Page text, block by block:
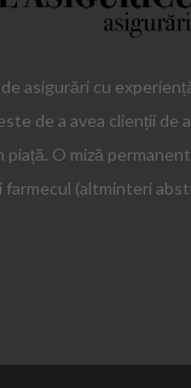
asigurări cu
de a avea clienții de
piață. O miză
farmecul (altminteri